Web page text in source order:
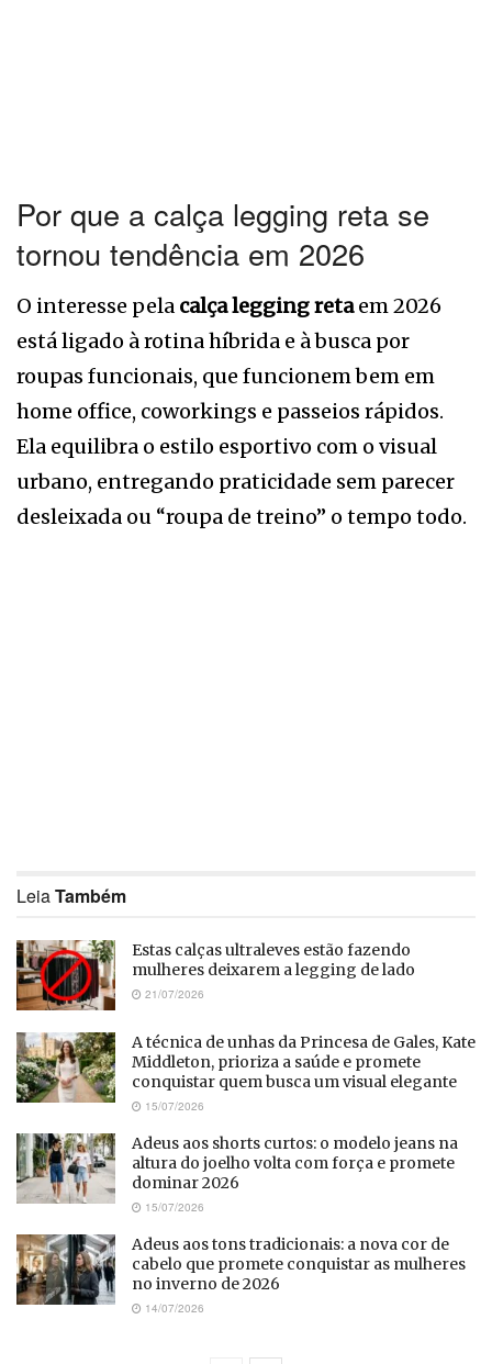
Por que a calça legging reta se
tornou tendência em 2026
O interesse pela calça legging retaem 2026
está ligado à rotina híbrida e à busca por
roupas funcionais, que funcionem bem em
home office, coworkings e passeios rápidos.
Ela equilibra o estilo esportivo com o visual
urbano, entregando praticidade sem parecer
desleixada ou “roupa de treino” o tempo todo.
LeiaTambém
Estas calças ultraleves estão fazendo
mulheres deixarem a legging de lado
21/07/2026
A técnica de unhas da Princesa de Gales, Kate
Middleton, prioriza a saúde e promete
conquistar quem busca um visual elegante
15/07/2026
Adeus aos shorts curtos: o modelo jeans na
altura do joelho volta com força e promete
dominar 2026
15/07/2026
Adeus aos tons tradicionais: a nova cor de
cabelo que promete conquistar as mulheres
no inverno de 2026
14/07/2026